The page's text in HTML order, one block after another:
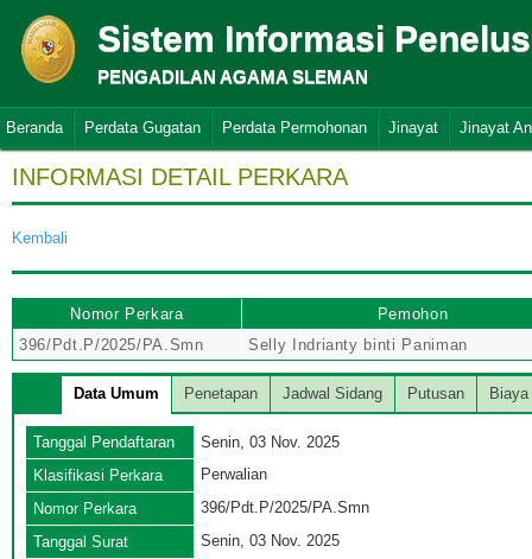
Sistem Informasi
PENGADILAN AGAMA SLEMAN
Beranda Perdata Gugatan Perdata Permohonan Jinayat Jinayat
INFORMASI DETAIL PERKARA
Kembali
Nomor Perkara
Pemohon
396/Pdt.P/2025/PA.Smn
Selly Indrianty binti Paniman
Data Umum Penetapan Jadwal Sidang Putusan
Tanggal Pendaftaran
Senin, 03 Nov. 2025
Klasifikasi Perkara
Perwalian
Nomor Perkara
396/Pdt.P/2025/PA.Smn
Tanggal Surat
Senin, 03 Nov. 2025